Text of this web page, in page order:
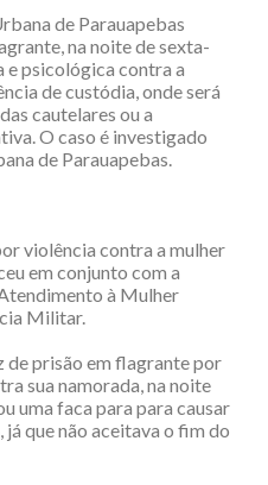
de Parauapebas
na noite de sexta-
e psicológica contra a
de custódia, onde será
cautelares ou a
O caso é investigado
de Parauapebas.
violência contra a mulher
em conjunto com a
à Mulher
Militar.
de prisão em flagrante por
sua namorada, na noite
uma faca para para causar
que não aceitava o fim do